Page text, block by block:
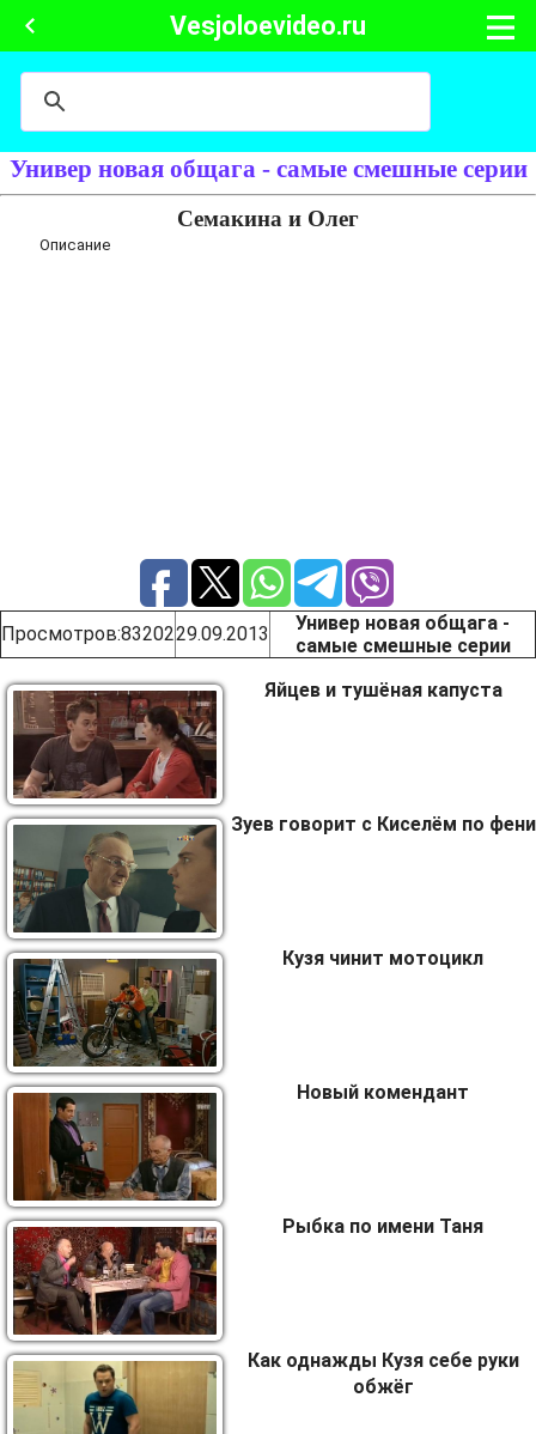
Vesjoloevideo.ru
Универ новая общага - самые смешные серии
Семакина и Олег
Описание
Просмотров:8320229.09.2013
Универ новая общага -
самые смешные серии
Яйцев и тушёная капуста
Зуев говорит с Киселём по фени
Кузя чинит мотоцикл
Новый комендант
Рыбка по имени Таня
Как однажды Кузя себе руки
обжёг